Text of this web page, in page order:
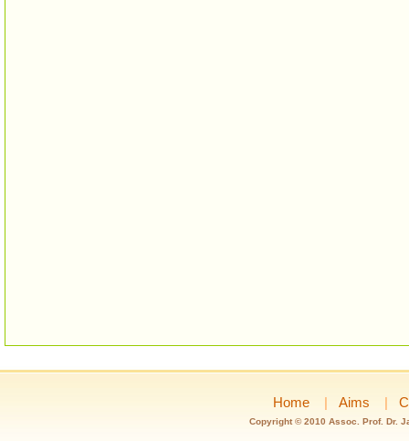
Home | Aims |
Copyright © 2010 Assoc. Prof. Dr.